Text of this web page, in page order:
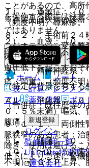
ことがあるので、高
を操作する際には注意
８．２． 手術前２４
ンジオテンシン変換酵
術中にレニン−アンジ
血圧低下を起こすおそ
（特定の背景を有する
（合併症・既往歴等の
９．１．１． 両側性
脈狭窄のある患者：治
除き、使用は避ける
低下により急速に腎機
１）． 過敏症：（０
（頻度不明）蕁麻疹。
２）． 血液：（０．
球増多、（頻度不明）
３）． 精神神経系：
痛・頭重、（頻度不明
４）． 消化器：（０
０．５％未満）嘔気、
腹痛。
５）． 肝臓：（０．
（０．１〜０．５％未
不明）γ−ＧＴＰ上昇、
※本製品は疾病の診断
ではありません。
ホーム
ノート
表・計算
レジメン
アル
薬剤情報 ポス
新規登録
ログイン
監修医師一覧
UpToDate特別割
運営会社